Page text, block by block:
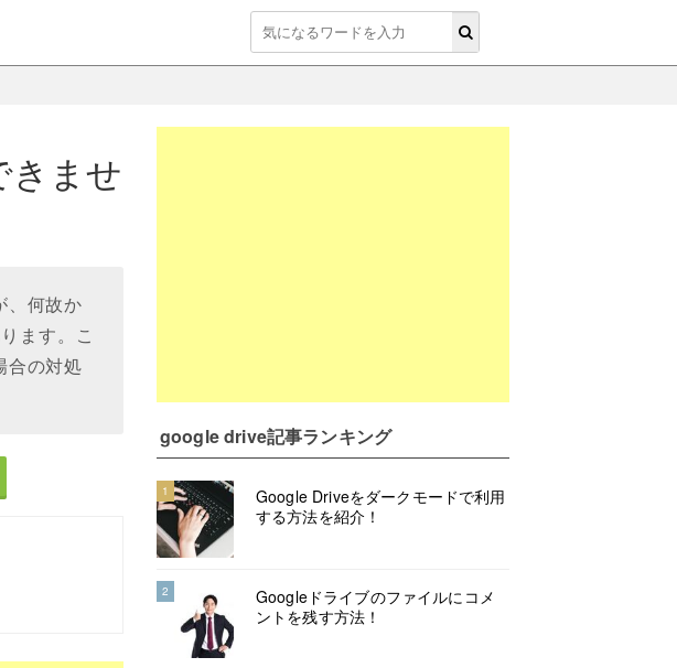
きませ
、何故か
ます。こ
合の対処
google drive記事ランキング
1
Google Driveをダークモードで利用
する方法を紹介！
2
Googleドライブのファイルにコメ
ントを残す方法！